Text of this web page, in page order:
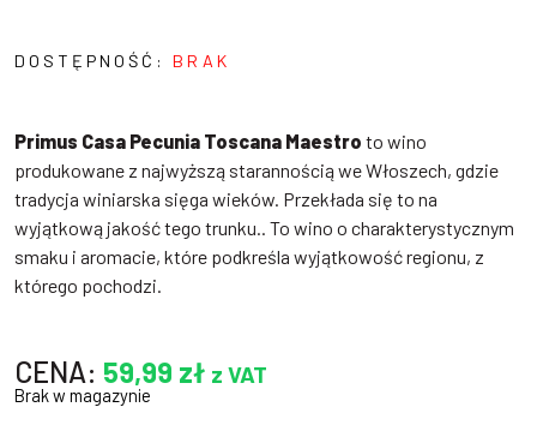
DOSTĘPNOŚĆ: BRAK
Primus Casa Pecunia Toscana Maestro to wino
produkowane z najwyższą starannością we Włoszech, gdzie
tradycja winiarska sięga wieków. Przekłada się to na
wyjątkową jakość tego trunku.. To wino o charakterystycznym
smaku i aromacie, które podkreśla wyjątkowość regionu, z
którego pochodzi.
CENA: 59,99 zł z VAT
Brak w magazynie